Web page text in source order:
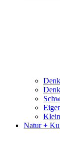
Natur +